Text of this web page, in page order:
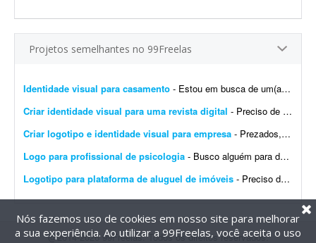
Projetos semelhantes no 99Freelas
Identidade visual para casamento - Estou em busca de um(a) designer para desenvolver a identidade visual para o meu casamento. O estilo será inspirado no universo medieval/encantado; temos como referência O Senhor dos A...
Criar identidade visual para uma revista digital - Preciso de uma identidade visual para uma revista digital. Logo, destaques, materiais de apoio, como caneca, camisa, todo branding.
Criar logotipo e identidade visual para empresa - Prezados, tenho uma pessoa em mente para o trabalho e a direcionarei a este projeto. Trata-se da criação de logotipo e identidade visual para a empresa do agronegócio Agromation.
Logo para profissional de psicologia - Busco alguém para desenvolver uma identidade visual para meu instagram como profissional de psicologia.
Logotipo para plataforma de aluguel de imóveis - Preciso de um designer para produzir os arquivos finais de um logotipo já 100% definido. Não é um trabalho de criação ou conceito - o logotipo, as cores, a tipogr...
@2014-2026 99Freelas. Todos os direitos reservados.
Nós fazemos uso de cookies em nosso site para melhorar
a sua experiência. Ao utilizar a 99Freelas, você aceita o uso